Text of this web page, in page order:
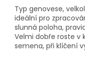
Typ genovese,
ideální pro
slunná poloha,
Velmi dobře roste v
semena, při klíčení